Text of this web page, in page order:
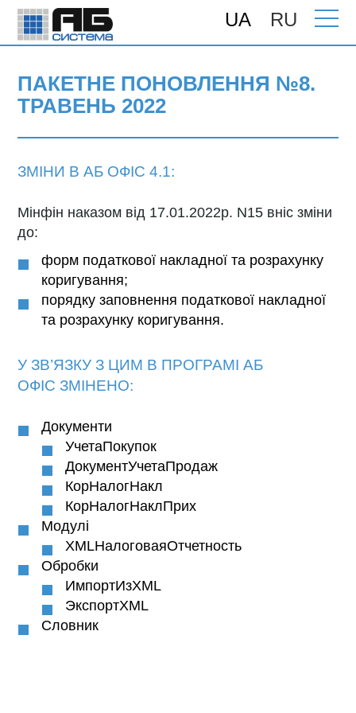
UA RU
Головна>Підтримка>Поновлення>
ПАКЕТНЕ ПОНОВЛЕННЯ №8.
ТРАВЕНЬ 2022
ЗМІНИ В АБ ОФІС 4.1:
Мінфін наказом від 17.01.2022р. N15 вніс зміни
до:
форм податкової накладної та розрахунку
коригування;
порядку заповнення податкової накладної
та розрахунку коригування.
У ЗВ’ЯЗКУ З ЦИМ В ПРОГРАМІАБ
ОФІС ЗМІНЕНО:
Документи
УчетаПокупок
ДокументУчетаПродаж
КорНалогНакл
КорНалогНаклПрих
Модулі
XMLНалоговаяОтчетность
Обробки
ИмпортИзXML
ЭкспортXML
Словник